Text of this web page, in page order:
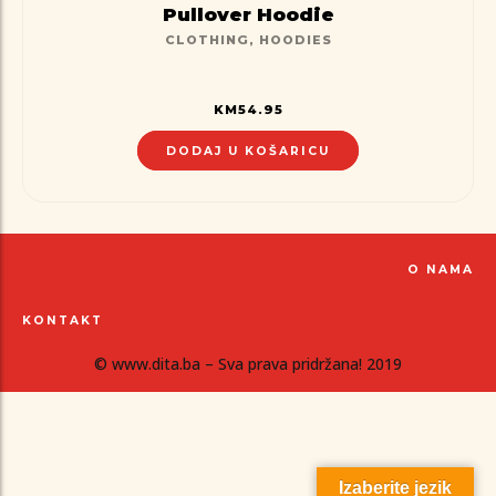
Pullover Hoodie
CLOTHING , HOODIES
KM54.95
DODAJ U KOŠARICU
O NAMA
KONTAKT
© www.dita.ba – Sva prava pridržana! 2019
Izaberite jezik